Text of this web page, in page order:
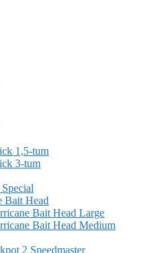
1,5-tum
3-tum
Bait Head
Bait Head Large
Bait Head Medium
2 Speedmaster